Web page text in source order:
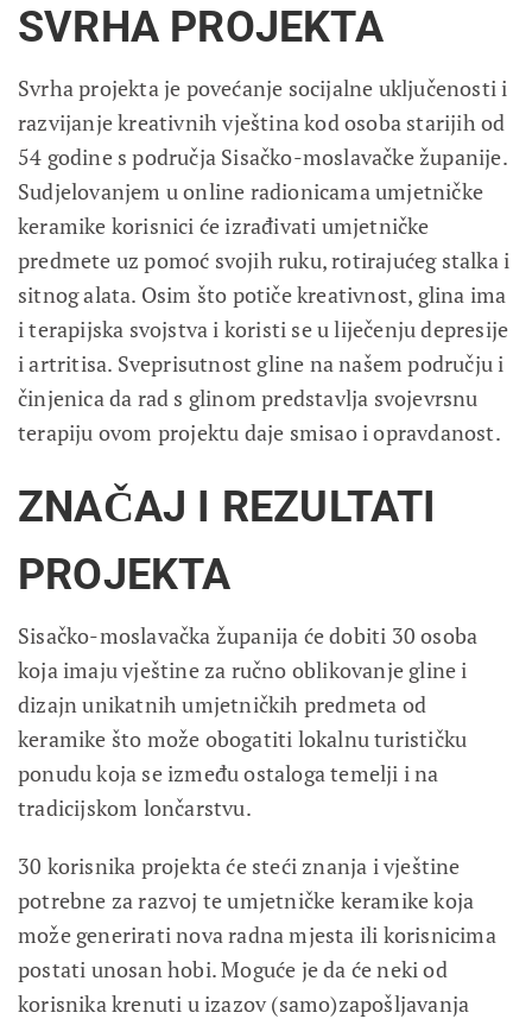
SVRHA PROJEKTA
Svrha projekta je povećanje socijalne uključenosti i
razvijanje kreativnih vještina kod osoba starijih od
54 godine s područja Sisačko-moslavačke županije.
Sudjelovanjem u online radionicama umjetničke
keramike korisnici će izrađivati umjetničke
predmete uz pomoć svojih ruku, rotirajućeg stalka i
sitnog alata. Osim što potiče kreativnost, glina ima
i terapijska svojstva i koristi se u liječenju depresije
i artritisa. Sveprisutnost gline na našem području i
činjenica da rad s glinom predstavlja svojevrsnu
terapiju ovom projektu daje smisao i opravdanost.
ZNAČAJ I REZULTATI
PROJEKTA
Sisačko-moslavačka županija će dobiti 30 osoba
koja imaju vještine za ručno oblikovanje gline i
dizajn unikatnih umjetničkih predmeta od
keramike što može obogatiti lokalnu turističku
ponudu koja se između ostaloga temelji i na
tradicijskom lončarstvu.
30 korisnika projekta će steći znanja i vještine
potrebne za razvoj te umjetničke keramike koja
može generirati nova radna mjesta ili korisnicima
postati unosan hobi. Moguće je da će neki od
korisnika krenuti u izazov (samo)zapošljavanja